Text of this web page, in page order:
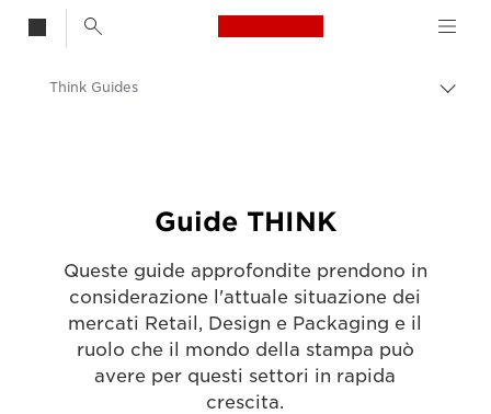
Canon Logo, back
Approfondimenti
Think Guides
Guide THINK
Queste guide approfondite prendono in
considerazione l'attuale situazione dei
mercati Retail, Design e Packaging e il
ruolo che il mondo della stampa può
avere per questi settori in rapida
crescita.